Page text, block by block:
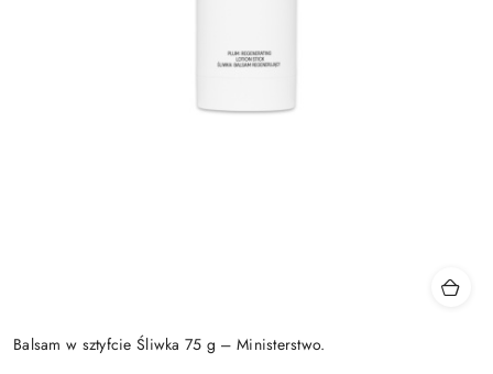
Balsam w sztyfcie Śliwka 75 g – Ministerstwo.